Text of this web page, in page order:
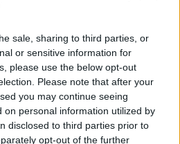
sale, sharing to third parties, or
or sensitive information for
please use the below opt-out
Please note that after your
you may continue seeing
on personal information utilized by
disclosed to third parties prior to
opt-out of the further